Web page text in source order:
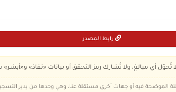
رابط المصدر
تُحوّل أي مبالغ، ولا تُشارك رمز التحقق أو بيانات «نفاذ» و«أبشر»
الموضحة فيه أو جهات أخرى مستقلة عنا، وهي وحدها من يدير